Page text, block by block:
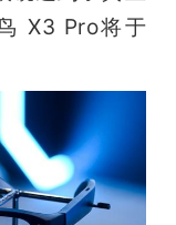
X3 Pro将于